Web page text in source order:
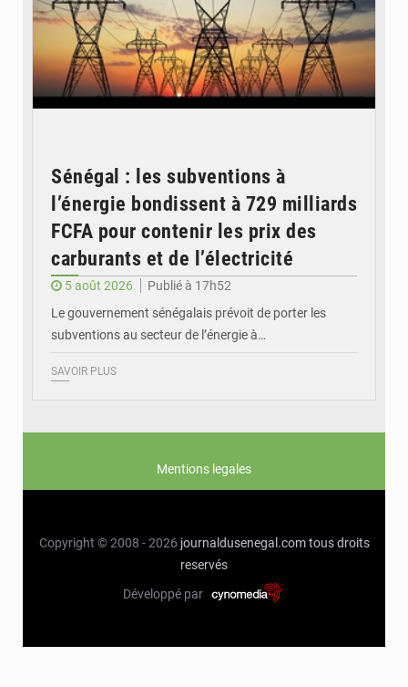
Sénégal : les subventions à
l’énergie bondissent à 729 milliards
FCFA pour contenir les prix des
carburants et de l’électricité
5 août 2026
Publié à 17h52
Le gouvernement sénégalais prévoit de porter les
subventions au secteur de l’énergie à…
SAVOIR PLUS
Mentions legales
Copyright © 2008 - 2026 journaldusenegal.com tous droits
reservés
Développé par